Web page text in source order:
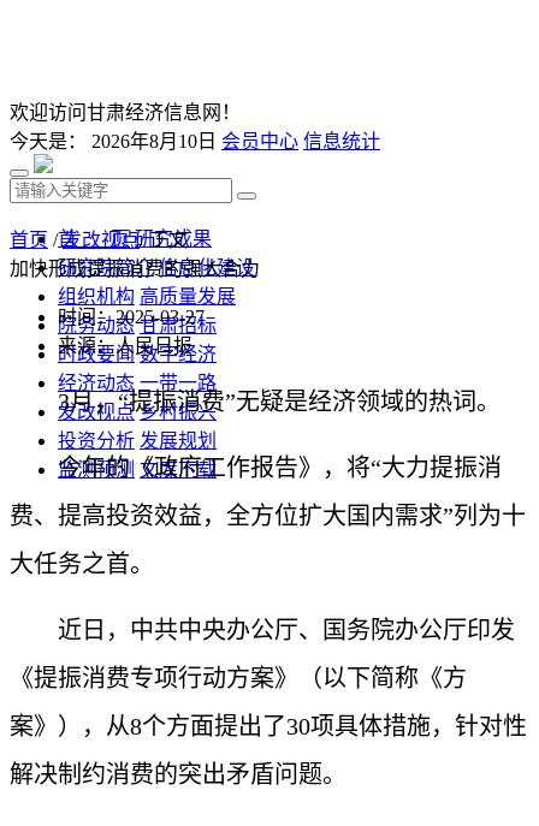
欢迎访问甘肃经济信息网！
今天是： 2026年8月10日 会员中心 信息统计
首 页 研究成果
研究院简介 信息化建设
组织机构 高质量发展
院务动态 甘肃招标
时政要闻 数字经济
经济动态 一带一路
发改视点 乡村振兴
投资分析 发展规划
监测预测 文库下载
首页 /发改视点/ 正文
加快形成提振消费的强大合力
时间：2025-03-27
来源：人民日报
3月，“提振消费”无疑是经济领域的热词。
今年的《政府工作报告》，将“大力提振消
费、提高投资效益，全方位扩大国内需求”列为十
大任务之首。
近日，中共中央办公厅、国务院办公厅印发
《提振消费专项行动方案》（以下简称《方
案》），从8个方面提出了30项具体措施，针对性
解决制约消费的突出矛盾问题。